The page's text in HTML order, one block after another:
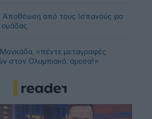
Αποθέωση από τους Ισπανούς για
«πέντε μεταγραφές
στον Ολυμπιακό, άμεσα!»